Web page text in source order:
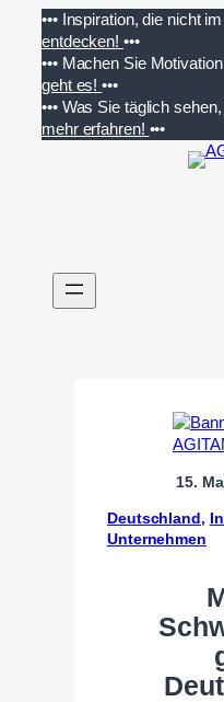
Inhalt
springen
••• Inspiration, die nicht
entdecken! •••
••• Machen Sie
geht es!•••
••• Was Sie täglich
mehr erfahren! •••
15.
Deutschland,
Unternehmen